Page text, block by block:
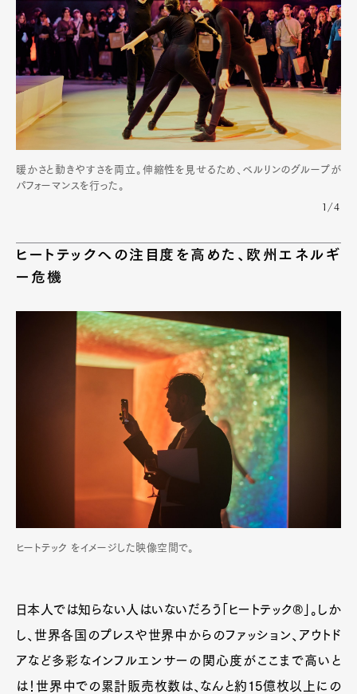
暖かさと動きやすさを両立。伸縮性を見せるため、ベルリンのグループが
パフォーマンスを行った。
1/4
ヒートテックへの注目度を高めた、欧州エネルギ
ー危機
ヒートテック をイメージした映像空間で。
日本人では知らない人はいないだろう「ヒートテック®」。しか
し、世界各国のプレスや世界中からのファッション、アウトド
アなど多彩なインフルエンサーの関心度がここまで高いと
は！世界中での累計販売枚数は、なんと約15億枚以上にの